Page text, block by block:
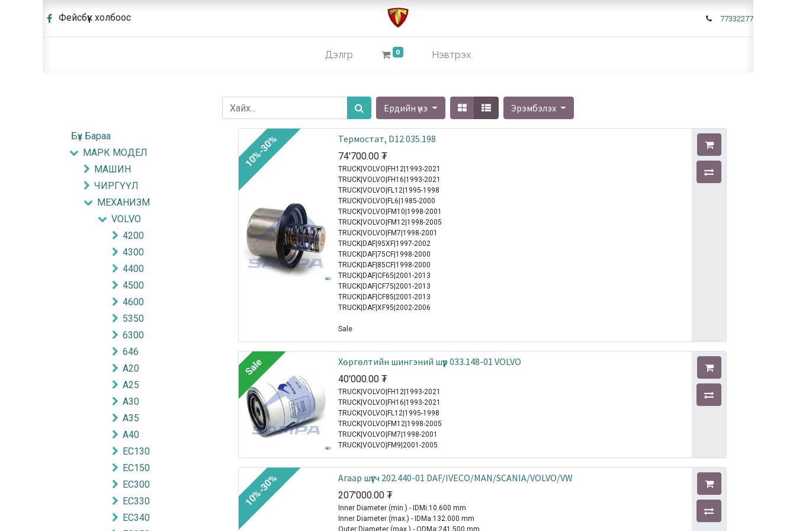
Фейсбүүк холбоос 77332277
Дэлгүүр 0 Нэвтрэх
Ердийн үнэ Эрэмбэлэх
Бүх Бараа
МАРК МОДЕЛ
МАШИН
ЧИРГҮҮЛ
МЕХАНИЗМ
VOLVO
4200
4300
4400
4500
4600
5350
6300
646
A20
A25
A30
A35
A40
EC130
EC150
EC300
EC330
EC340
Термостат, D12 035.198
74'700.00 ₮
TRUCK|VOLVO|FH12|1993-2021
TRUCK|VOLVO|FH16|1993-2021
TRUCK|VOLVO|FL12|1995-1998
TRUCK|VOLVO|FL6|1985-2000
TRUCK|VOLVO|FM10|1998-2001
TRUCK|VOLVO|FM12|1998-2005
TRUCK|VOLVO|FM7|1998-2001
TRUCK|DAF|95XF|1997-2002
TRUCK|DAF|75CF|1998-2000
TRUCK|DAF|85CF|1998-2000
TRUCK|DAF|CF65|2001-2013
TRUCK|DAF|CF75|2001-2013
TRUCK|DAF|CF85|2001-2013
TRUCK|DAF|XF95|2002-2006
Sale
10%-30%
Xөргөлтийн шингэний шүүр 033.148-01 VOLVO
40'000.00 ₮
TRUCK|VOLVO|FH12|1993-2021
TRUCK|VOLVO|FH16|1993-2021
TRUCK|VOLVO|FL12|1995-1998
TRUCK|VOLVO|FM12|1998-2005
TRUCK|VOLVO|FM7|1998-2001
TRUCK|VOLVO|FM9|2001-2005
Sale
Агаар шүүгч 202.440-01 DAF/IVECO/MAN/SCANIA/VOLVO/VW
207'000.00 ₮
Inner Diameter (min.) - IDMi:10.600 mm
Inner Diameter (max.) - IDMa:132.000 mm
10%-30%